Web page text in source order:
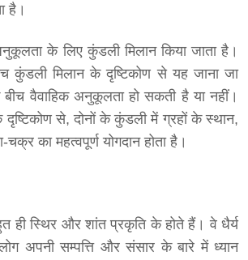
है।
के लिए कुंडली मिलान किया जाता है।
कुंडली मिलान के दृष्टिकोण से यह जाना जा
वैवाहिक अनुकूलता हो सकती है या नहीं।
से, दोनों के कुंडली में ग्रहों के स्थान,
का महत्वपूर्ण योगदान होता है।
ही स्थिर और शांत प्रकृति के होते हैं। वे धैर्य
अपनी सम्पत्ति और संसार के बारे में ध्यान